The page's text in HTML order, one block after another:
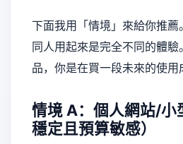
下面我用「情境」來給你推
同人用起來是完全不同的體
品，你是在買一段未來的使用
情境 A：個人網站/小
穩定且預算敏感）